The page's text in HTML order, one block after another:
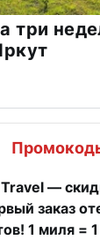
три
—
заказ
1 миля =